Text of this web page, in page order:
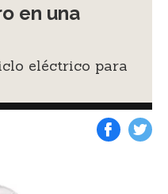
en una
eléctrico para